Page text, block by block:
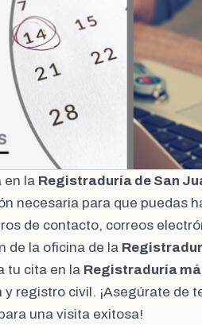
en la Registraduría de San
necesaria para que puedas
de contacto, correos
de la oficina de la
tu cita en la Registraduría
registro civil. ¡Asegúrate de
una visita exitosa!